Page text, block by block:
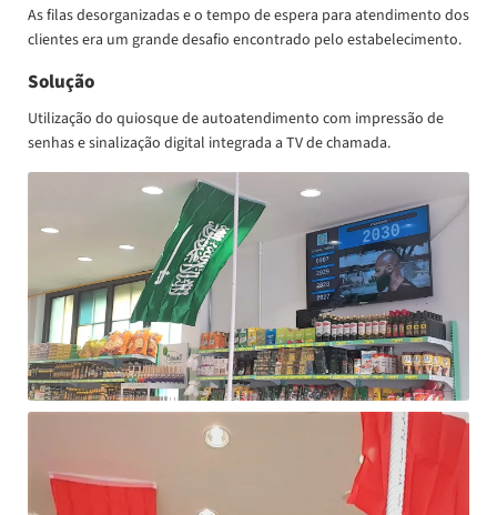
As filas desorganizadas e o tempo de espera para atendimento dos
clientes era um grande desafio encontrado pelo estabelecimento.
Solução
Utilização do quiosque de autoatendimento com impressão de
senhas e sinalização digital integrada a TV de chamada.